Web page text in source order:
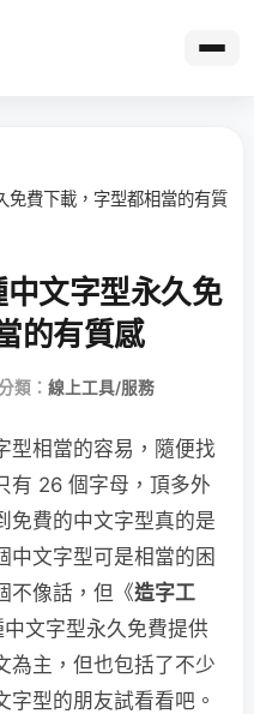
免費下載，字型都相當的有質
文字型永久免
的有質感
類： 線上工具/服務
型相當的容易，隨便找
有 26 個字母，頂多外
免費的中文字型真的是
中文字型可是相當的困
不像話，但《造字工
文字型永久免費提供
為主，但也包括了不少
型的朋友試看看吧。